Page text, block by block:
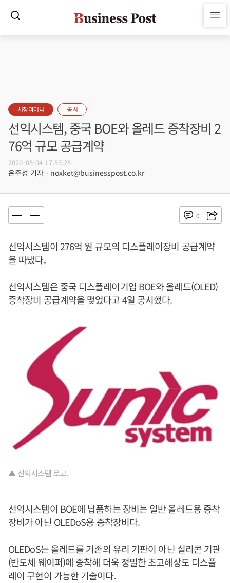
시장과머니 공시
선익시스템, 중국 BOE와 올레드 증착장비 2
76억 규모 공급계약
2020-05-04 17:53:25
은주성 기자 - noxket@businesspost.co.kr
0
선익시스템이 276억 원 규모의 디스플레이장비 공급계약
을 따냈다.
선익시스템은 중국 디스플레이기업 BOE와 올레드(OLED)
증착장비 공급계약을 맺었다고 4일 공시했다.
▲ 선익시스템 로고.
선익시스템이 BOE에 납품하는 장비는 일반 올레드용 증착​
장비가 아닌 OLEDoS용 증착장비다.
OLEDoS는 올레드를 기존의 유리 기판이 아닌 실리콘 기판
(반도체 웨이퍼)에 증착해 더욱 정밀한 초고해상도 디스플
레이 구현이 가능한 기술이다.